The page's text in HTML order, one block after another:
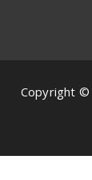
Copyright